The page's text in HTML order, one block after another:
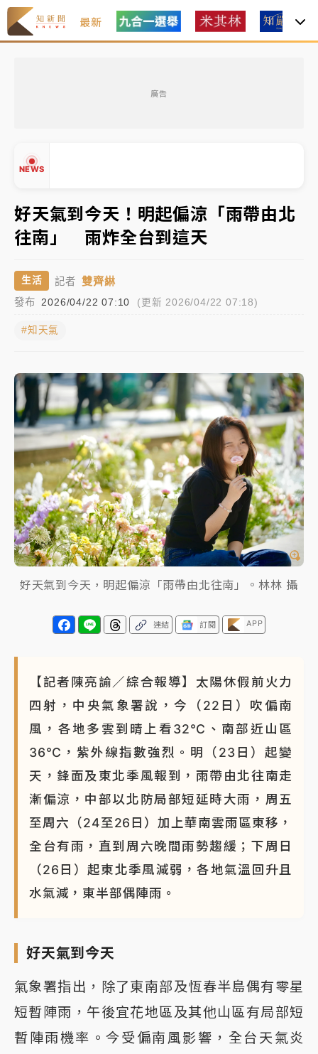
最新
廣告
NEWS
中信慈善基金會想增加董事人數！辜仲諒向法院聲請遭
駁 理由曝光
故宮《龍藏經》特展第2檔！今線上預約開賣一度塞車
周六起展出延長至晚上7時
台東農業處長涉圖利渡假村！東檢抗告成功 今重開羈
父親節泡湯了！中颱白海豚雨彈轟3天 「紅到發紫」降
雨熱區曝
台積電殺35元、台股跌近300點 被動元件、低軌衛星
及載板皆走弱
中信慈善基金會想增加董事人數！辜仲諒向法院聲請遭
駁 理由曝光
故宮《龍藏經》特展第2檔！今線上預約開賣一度塞車
周六起展出延長至晚上7時
台東農業處長涉圖利渡假村！東檢抗告成功 今重開羈
押庭
父親節泡湯了！中颱白海豚雨彈轟3天 「紅到發紫」降
雨熱區曝
好天氣到今天！明起偏涼「雨帶由北
往南」 雨炸全台到這天
生活 記者 雙齊綝
發布 2026/04/22 07:10 (更新 2026/04/22 07:18)
#知天氣
好天氣到今天，明起偏涼「雨帶由北往南」。林林 攝
連結 訂閱 APP
【記者陳亮諭／綜合報導】太陽休假前火力
四射，中央氣象署說，今（22日）吹偏南
風，各地多雲到晴上看32°C、南部近山區
36°C，紫外線指數強烈。明（23日）起變
天，鋒面及東北季風報到，雨帶由北往南走
漸偏涼，中部以北防局部短延時大雨，周五
至周六（24至26日）加上華南雲雨區東移，
全台有雨，直到周六晚間雨勢趨緩；下周日
（26日）起東北季風減弱，各地氣溫回升且
水氣減，東半部偶陣雨。
好天氣到今天
氣象署指出，除了東南部及恆春半島偶有零星
短暫陣雨，午後宜花地區及其他山區有局部短
暫陣雨機率。今受偏南風影響，全台天氣炎